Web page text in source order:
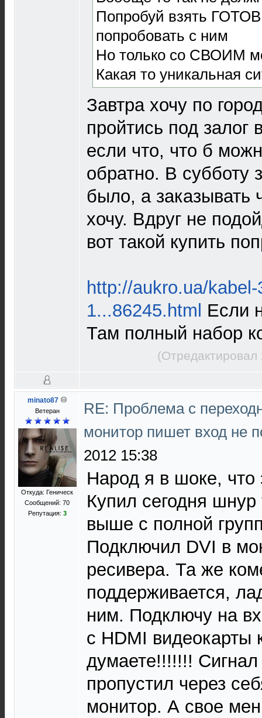
Попробуй взять
попробовать с ним
Но только со СВОИМ
Какая то уникальная
Завтра хочу по
пройтись под залог
если что, что б
обратно. В субботу
было, а заказывать
хочу. Вдруг не
вот такой купить
http://aukro.ua/
1...86245.html Если
Там полный набор
minato87
Ветеран
Откуда: Геническ
Сообщений: 70
Репутация: 3
RE: Проблема с
монитор пишет вход не
2012 15:38
Народ я в шоке, что
Купил сегодня шнур
выше с полной
Подключил DVI в
ресивера. Та же
поддерживается,
ним. Подключу на
с HDMI видеокарты
думаете!!!!!!!
пропустил через
монитор. А свое